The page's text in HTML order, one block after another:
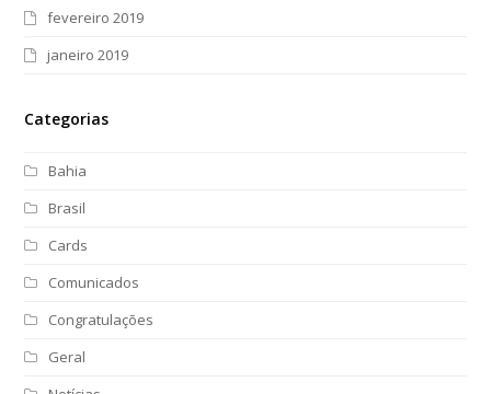
fevereiro 2019
janeiro 2019
Categorias
Bahia
Brasil
Cards
Comunicados
Congratulações
Geral